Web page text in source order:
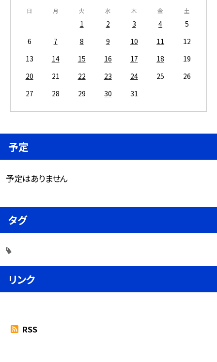
日 月 火 水 木 金 土
1 2 3 4
5
6
7 8 9 10 11
12
13
14 15 16 17 18
19
20
21 22 23 24 25
26
27
28 29 30 31
予定
予定はありません
タグ
リンク
RSS